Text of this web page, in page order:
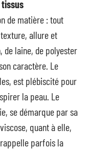
tissus
de matière : tout
allure et
de laine, de polyester
caractère. Le
est plébiscité pour
la peau. Le
se démarque par sa
quant à elle,
parfois la